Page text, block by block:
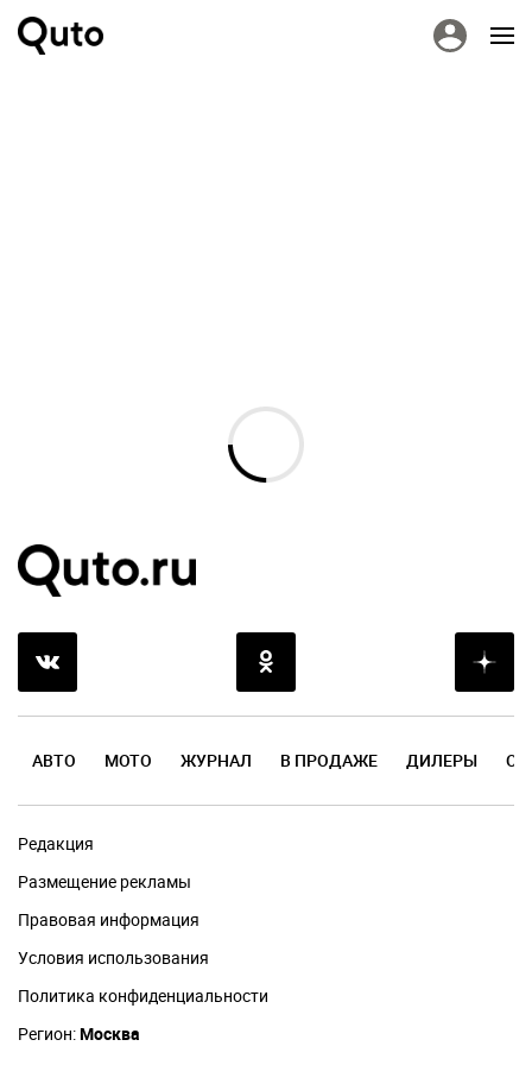
АВТО МОТО ЖУРНАЛ В ПРОДАЖЕ ДИЛЕРЫ
Редакция
Размещение рекламы
Правовая информация
Условия использования
Политика конфиденциальности
Регион:Москва